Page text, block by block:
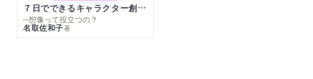
７日でできるキャラクター創作入門
─想像って役立つの？
名取佐和子著